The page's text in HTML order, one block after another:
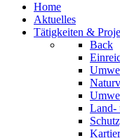
Home
Aktuelles
Tätigkeiten &
Back
Land-